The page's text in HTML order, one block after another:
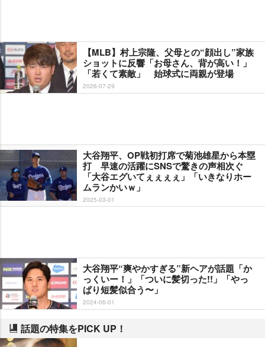
【MLB】村上宗隆、父母との“顔出し”家族
ショットに反響「お母さん、背が高い！」
「若くて素敵」 始球式に両親が登場
2026-07-29
大谷翔平、OP戦初打席で菊池雄星から本塁
打 早速の活躍にSNSで驚きの声相次ぐ
「大谷エグいてぇぇぇぇ」「いきなりホー
ムランかいｗ」
2025-03-01
大谷翔平“爽やかすぎる”新ヘアが話題「か
っくいー！」「ついに髪切った!!」「やっ
ぱり短髪似合う〜」
2024-06-01
話題の特集をPICK UP！